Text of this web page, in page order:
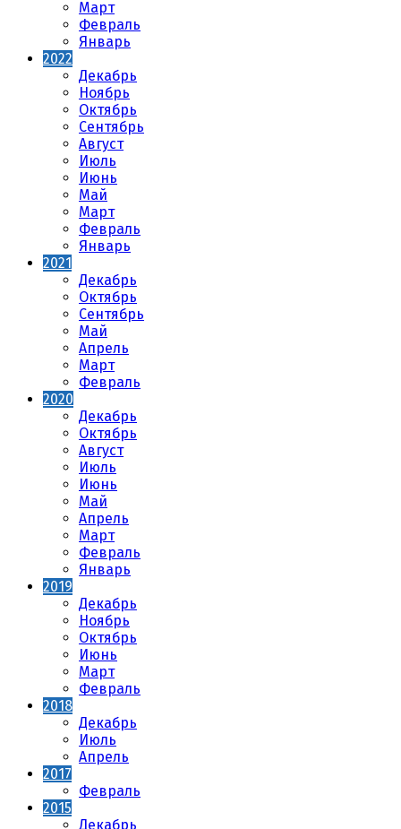
Март
Февраль
Январь
2022
Декабрь
Ноябрь
Октябрь
Сентябрь
Август
Июль
Июнь
Май
Март
Февраль
Январь
2021
Декабрь
Октябрь
Сентябрь
Май
Апрель
Март
Февраль
2020
Декабрь
Октябрь
Август
Июль
Июнь
Май
Апрель
Март
Февраль
Январь
2019
Декабрь
Ноябрь
Октябрь
Июнь
Март
Февраль
2018
Декабрь
Июль
Апрель
2017
Февраль
2015
Декабрь